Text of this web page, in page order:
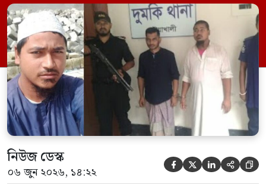
ভিত্তিতে অভিযান চালিয়ে মাদক চক্রের আরও
এক সদস্যকে আটক করা হয়। র‍্যাব ও পুলিশ
সূত্রে জানা গেছে, শুক্রবার গোপন সংবাদের
ভিত্তিতে র‍্যাব-৮, সিপিসি-১ পটুয়াখালী ক্যাম্পের
[…]
নিউজ ডেস্ক
০৬ জুন ২০২৬, ১৪:২২     